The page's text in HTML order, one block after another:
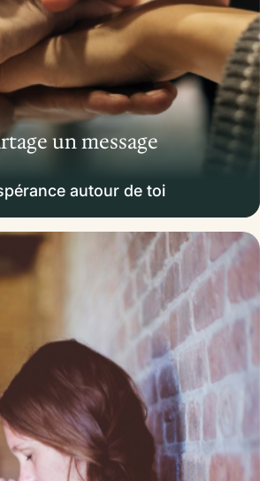
un message
autour de toi